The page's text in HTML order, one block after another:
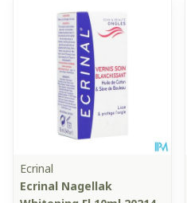
Ecrinal
Ecrinal Nagellak